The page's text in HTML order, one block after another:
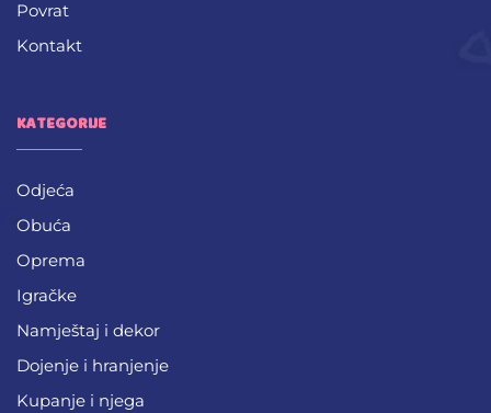
Povrat
Kontakt
KATEGORIJE
Odjeća
Obuća
Oprema
Igračke
Namještaj i dekor
Dojenje i hranjenje
Kupanje i njega